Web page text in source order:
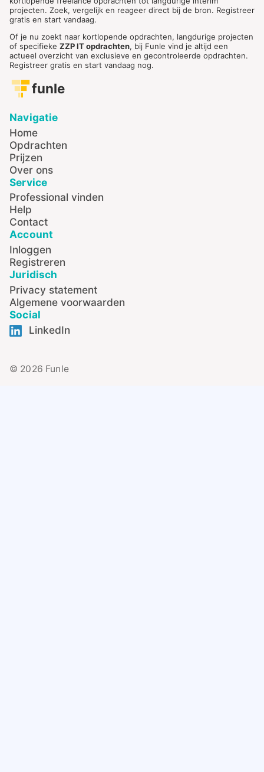
projecten. Zoek, vergelijk en reageer direct bij de bron. Registreer
gratis en start vandaag.
Of je nu zoekt naar kortlopende opdrachten, langdurige projecten
of specifieke ZZP IT opdrachten, bij Funle vind je altijd een
actueel overzicht van exclusieve en gecontroleerde opdrachten.
Registreer gratis en start vandaag nog.
funle
Navigatie
Home
Opdrachten
Prijzen
Over ons
Service
Professional vinden
Help
Contact
Account
Inloggen
Registreren
Juridisch
Privacy statement
Algemene voorwaarden
Social
LinkedIn
© 2026 Funle